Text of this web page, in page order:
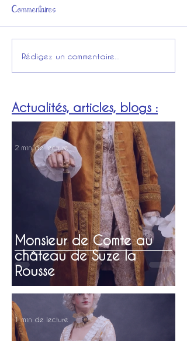
Commentaires
Rédigez un commentaire...
Actualités, articles, blogs :
Monsieur de Comte au
château de Suze la
Rousse
2 min de lecture
1 min de lecture